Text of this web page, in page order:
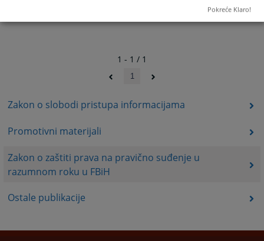
Zakon o slobodi pristupa informacijama
Promotivni materijali
Zakon o zaštiti prava na pravično suđenje u
razumnom roku u FBiH
Ostale publikacije
1 - 1 / 1
1
Pokreće Klaro!